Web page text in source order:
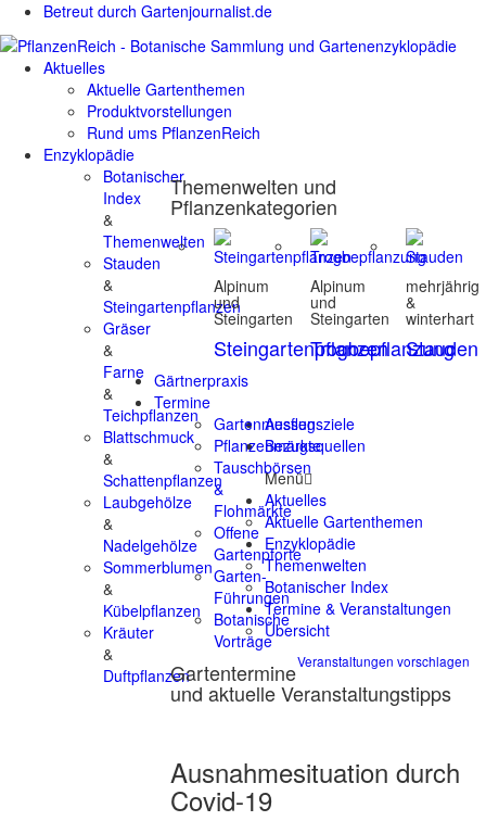
Betreut durch Gartenjournalist.de
Aktuelles
Aktuelle Gartenthemen
Produktvorstellungen
Rund ums PflanzenReich
Enzyklopädie
Botanischer
Index
&
Themenwelten
Stauden
&
Steingartenpflanzen
Gräser
&
Farne
&
Teichpflanzen
Blattschmuck
&
Schattenpflanzen
Laubgehölze
&
Nadelgehölze
Sommerblumen
&
Kübelpflanzen
Kräuter
&
Duftpflanzen
Themenwelten und
Pflanzenkategorien
Alpinum
und
Steingarten
Steingartenpflanzen
Alpinum
und
Steingarten
Trogbepflanzung
mehrjährig
&
winterhart
Stauden
Gärtnerpraxis
Termine
Gartenmessen
Pflanzenmärkte
Tauschbörsen
&
Flohmärkte
Offene
Gartenpforte
Garten-
Führungen
Botanische
Vorträge
Veranstaltungen vorschlagen
Gartentermine
und aktuelle Veranstaltungstipps
Ausnahmesituation durch
Covid-19
Ausflugsziele
Bezugsquellen
Menü
Aktuelles
Aktuelle Gartenthemen
Enzyklopädie
Themenwelten
Botanischer Index
Termine & Veranstaltungen
Übersicht